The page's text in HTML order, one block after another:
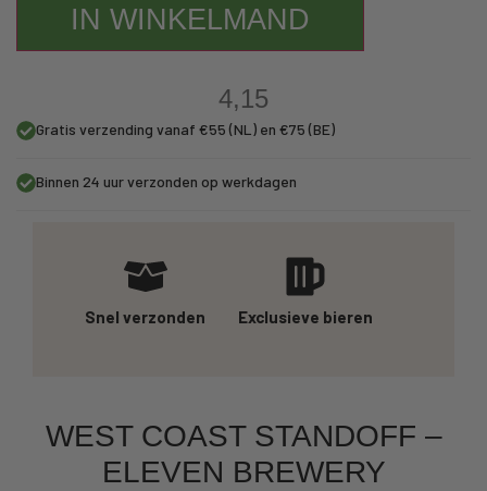
IN WINKELMAND
4,15
Gratis verzending vanaf €55 (NL) en €75 (BE)
Binnen 24 uur verzonden op werkdagen
Snel verzonden Exclusieve bieren
WEST COAST STANDOFF –
ELEVEN BREWERY